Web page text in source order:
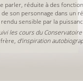
parler, réduite à des
son personnage dans un
sensible par la
les cours du
d’inspiration